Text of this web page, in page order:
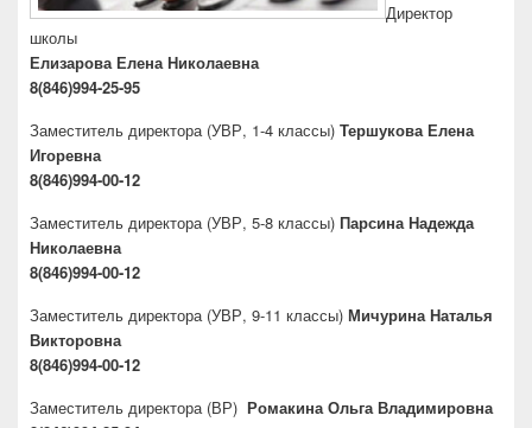
Директор
школы
Елизарова Елена Николаевна
8(846)994-25-95
Заместитель директора (УВР, 1-4 классы) Тершукова Елена
Игоревна
8(846)994-00-12
Заместитель директора (УВР, 5-8 классы) Парсина Надежда
Николаевна
8(846)994-00-12
Заместитель директора (УВР, 9-11 классы) Мичурина Наталья
Викторовна
8(846)994-00-12
Заместитель директора (ВР) Ромакина Ольга Владимировна